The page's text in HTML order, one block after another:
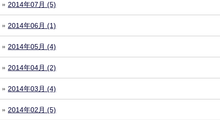
2014年07月 (5)
2014年06月 (1)
2014年05月 (4)
2014年04月 (2)
2014年03月 (4)
2014年02月 (5)